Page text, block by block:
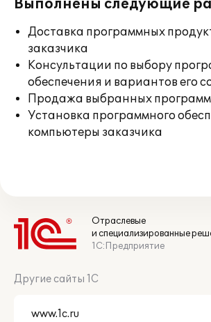
Выполнены следующие
Доставка программных
заказчика
Консультации по выбору
обеспечения и вариантов его
Продажа выбранных
Установка программного
компьютеры заказчика
Отраслевые
и специализированные
1С:Предприятие
Другие сайты 1С